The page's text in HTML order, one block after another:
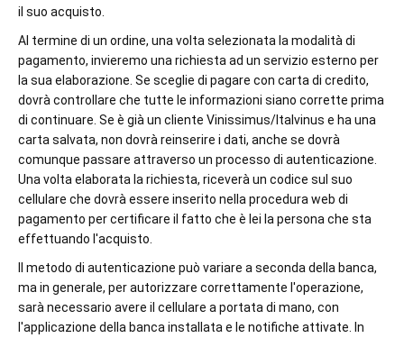
il suo acquisto.
Al termine di un ordine, una volta selezionata la modalità di
pagamento, invieremo una richiesta ad un servizio esterno per
la sua elaborazione. Se sceglie di pagare con carta di credito,
dovrà controllare che tutte le informazioni siano corrette prima
di continuare. Se è già un cliente Vinissimus/Italvinus e ha una
carta salvata, non dovrà reinserire i dati, anche se dovrà
comunque passare attraverso un processo di autenticazione.
Una volta elaborata la richiesta, riceverà un codice sul suo
cellulare che dovrà essere inserito nella procedura web di
pagamento per certificare il fatto che è lei la persona che sta
effettuando l'acquisto.
Il metodo di autenticazione può variare a seconda della banca,
ma in generale, per autorizzare correttamente l'operazione,
sarà necessario avere il cellulare a portata di mano, con
l'applicazione della banca installata e le notifiche attivate. In